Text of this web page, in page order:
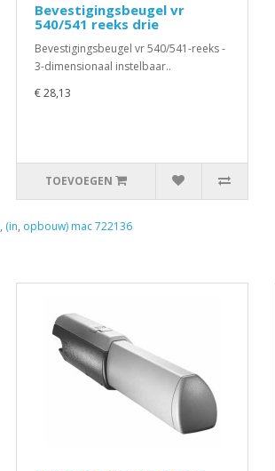
Bevestigingsbeugel vr
540/541 reeks drie
Bevestigingsbeugel vr 540/541-reeks -
3-dimensionaal instelbaar..
€ 28,13
TOEVOEGEN
, (in, opbouw) mac 722136